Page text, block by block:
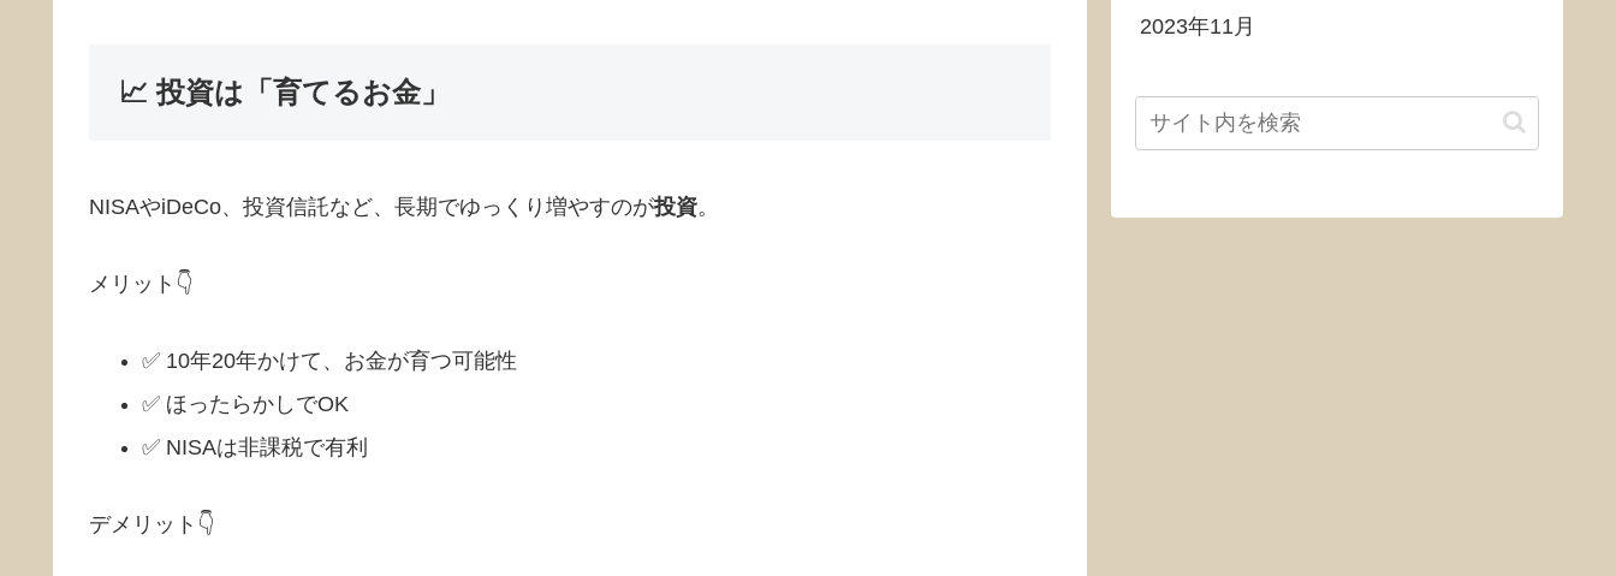
📈 投資は「育てるお金」
NISAやiDeCo、投資信託など、長期でゆっくり増やすのが投資。
メリット👇
✅ 10年20年かけて、お金が育つ可能性
✅ ほったらかしでOK
✅ NISAは非課税で有利
デメリット👇
2023年11月